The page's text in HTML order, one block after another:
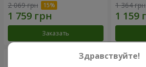
2 069 грн
Заказать
1 364 грн
Здравствуйте!